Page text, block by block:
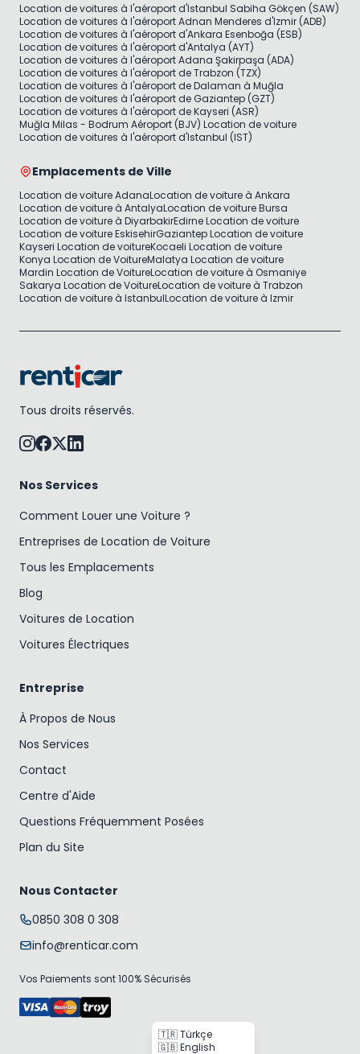
Location de voitures à l'aéroport d'Istanbul Sabiha Gökçen (SAW)
Location de voitures à l'aéroport Adnan Menderes d'Izmir (ADB)
Location de voitures à l'aéroport d'Ankara Esenboğa (ESB)
Location de voitures à l'aéroport d'Antalya (AYT)
Location de voitures à l'aéroport Adana Şakirpaşa (ADA)
Location de voitures à l'aéroport de Trabzon (TZX)
Location de voitures à l'aéroport de Dalaman à Muğla
Location de voitures à l'aéroport de Gaziantep (GZT)
Location de voitures à l'aéroport de Kayseri (ASR)
Muğla Milas - Bodrum Aéroport (BJV) Location de voiture
Location de voitures à l'aéroport d'Istanbul (IST)
Emplacements de Ville
Location de voiture AdanaLocation de voiture à Ankara
Location de voiture à AntalyaLocation de voiture Bursa
Location de voiture à DiyarbakirEdirne Location de voiture
Location de voiture EskisehirGaziantep Location de voiture
Kayseri Location de voitureKocaeli Location de voiture
Konya Location de VoitureMalatya Location de voiture
Mardin Location de VoitureLocation de voiture à Osmaniye
Sakarya Location de VoitureLocation de voiture à Trabzon
Location de voiture à IstanbulLocation de voiture à Izmir
Tous droits réservés.
Nos Services
Comment Louer une Voiture ?
Entreprises de Location de Voiture
Tous les Emplacements
Blog
Voitures de Location
Voitures Électriques
Entreprise
À Propos de Nous
Nos Services
Contact
Centre d'Aide
Questions Fréquemment Posées
Plan du Site
Nous Contacter
0850 308 0 308
info@renticar.com
Vos Paiements sont 100% Sécurisés
🇹🇷 Türkçe
🇬🇧 English